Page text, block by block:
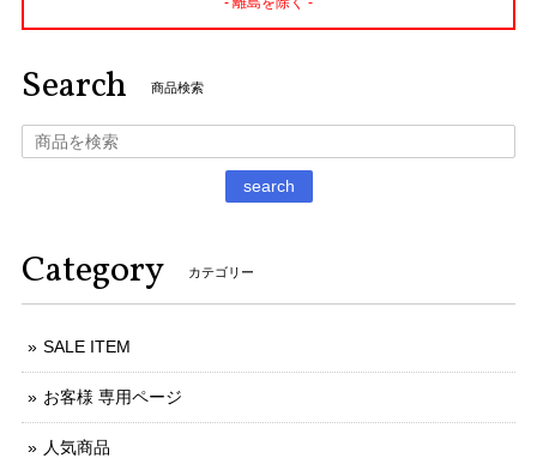
Search 商品検索
search
Category カテゴリー
SALE ITEM
お客様 専用ページ
人気商品